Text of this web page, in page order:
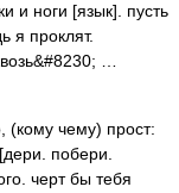
и ноги [язык]. пусть
я проклят.
…
чему) прост:
побери.
черт бы тебя